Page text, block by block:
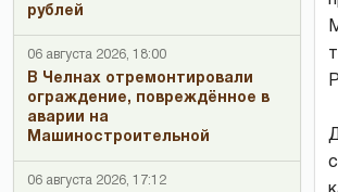
рублей
06 августа 2026, 18:00
В Челнах отремонтировали
ограждение, повреждённое в
аварии на
Машиностроительной
06 августа 2026, 17:12